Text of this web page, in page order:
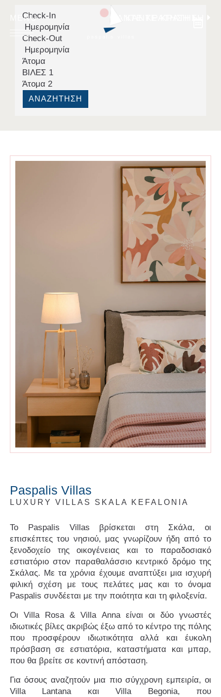
ΑΡΧΙΚΗ
ΕΠΙΚΟΙΝΩΝΙΑ
Villa Sea Front
Villa Blue Sea
Check-In
Ημερομηνία
Check-Out
Ημερομηνία
Άτομα
ΒΙΛΕΣ 1
Άτομα 2
ΑΝΑΖΉΤΗΣΗ
Paspalis Villas
LUXURY VILLAS SKALA KEFALONIA
Το Paspalis Villas βρίσκεται στη Σκάλα, οι
επισκέπτες του νησιού, μας γνωρίζουν ήδη από το
ξενοδοχείο της οικογένειας και το παραδοσιακό
εστιατόριο στον παραθαλάσσιο κεντρικό δρόμο της
Σκάλας. Με τα χρόνια έχουμε αναπτύξει μια ισχυρή
φιλική σχέση με τους πελάτες μας και το όνομα
Paspalis συνδέεται με την ποιότητα και τη φιλοξενία.
Οι Villa Rosa & Villa Anna είναι οι δύο γνωστές
ιδιωτικές βίλες ακριβώς έξω από το κέντρο της πόλης
που προσφέρουν ιδιωτικότητα αλλά και έυκολη
πρόσβαση σε εστιατόρια, καταστήματα και μπαρ,
που θα βρείτε σε κοντινή απόσταση.
Για όσους αναζητούν μια πιο σύγχρονη εμπειρία, οι
Villa Lantana και Villa Begonia, που